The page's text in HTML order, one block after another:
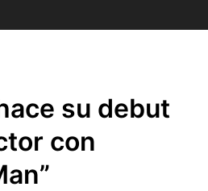
su debut
con